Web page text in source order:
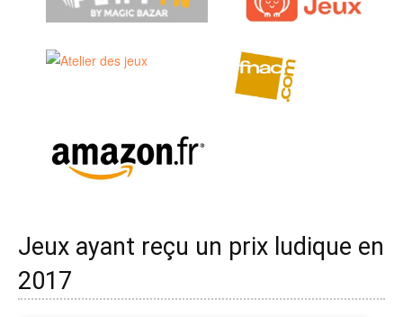
Jeux ayant reçu un prix ludique en
2017